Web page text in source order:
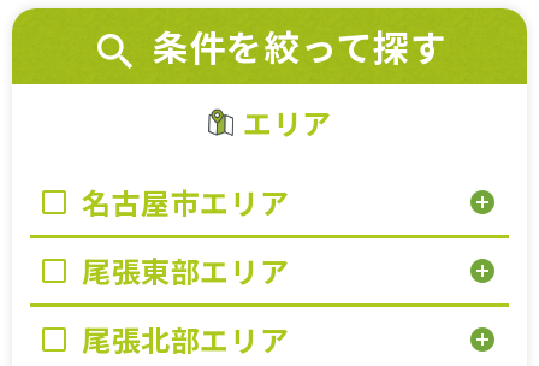
ご入居までの流れ
会社概要
施設特集一覧
ブログ一覧
条件を絞って探す
エリア
名古屋市エリア
add_circle
尾張東部エリア add_circle
尾張北部エリア add_circle